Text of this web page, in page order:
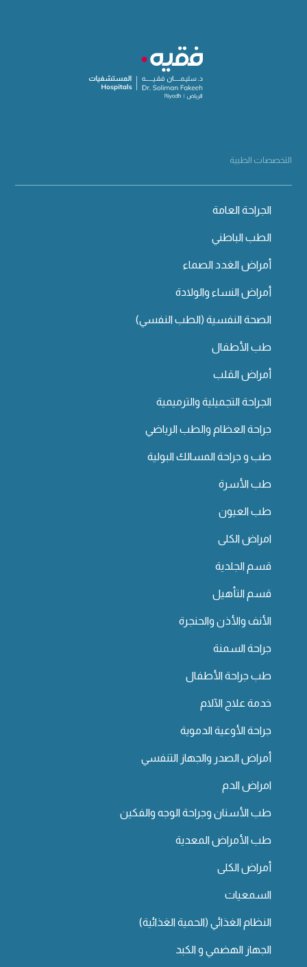
التخصصات الطبية
الجراحة العامة
الطب الباطني
أمراض الغدد الصماء
أمراض النساء والولادة
الصحة النفسية (الطب النفسي)
طب الأطفال
أمراض القلب
الجراحة التجميلية والترميمية
جراحة العظام والطب الرياضي
طب و جراحة المسالك البولية
طب الأسرة
طب العيون
امراض الكلى
قسم الجلدية
قسم التأهيل
الأنف والأذن والحنجرة
جراحة السمنة
طب جراحة الأطفال
خدمة علاج الآلام
جراحة الأوعية الدموية
أمراض الصدر والجهاز التنفسي
امراض الدم
طب الأسنان وجراحة الوجه والفكين
طب الأمراض المعدية
أمراض الكلى
السمعيات
النظام الغذائي (الحمية الغذائية)
الجهاز الهضمي و الكبد